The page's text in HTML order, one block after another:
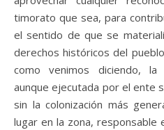
timorato que sea, para
el sentido de que se
derechos históricos del
como venimos diciendo, la
aunque ejecutada por el ente
sin la colonización más
lugar en la zona, responsable